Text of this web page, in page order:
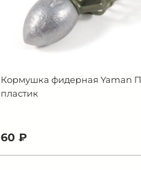
Кормушка фидерная Yaman
пластик
60 ₽